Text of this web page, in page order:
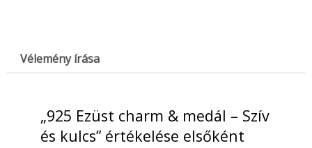
Vélemény írása
„925 Ezüst charm & medál – Szív
és kulcs” értékelése elsőként